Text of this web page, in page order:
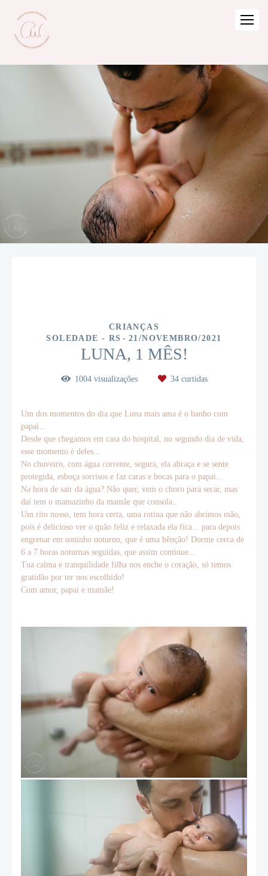
CRIANÇAS
SOLEDADE - RS
21/NOVEMBRO/2021
LUNA, 1 MÊS!
1004visualizações 34curtidas
Um dos momentos do dia que Luna mais ama é o banho com
papai...
Desde que chegamos em casa do hospital, no segundo dia de vida,
esse momento é deles...
No chuveiro, com água corrente, segura, ela abraça e se sente
protegida, esboça sorrisos e faz caras e bocas para o papai...
Na hora de sair da água? Não quer, vem o choro para secar, mas
daí tem o mamazinho da mamãe que consola..
Um rito nosso, tem hora certa, uma rotina que não abrimos mão,
pois é delicioso ver o quão feliz e relaxada ela fica... para depois
engrenar em soninho noturno, que é uma bênção! Dorme cerca de
6 a 7 horas noturnas seguidas, que assim continue...
Tua calma e tranquilidade filha nos enche o coração, só temos
gratidão por ter nos escolhido!
Com amor, papai e mamãe!